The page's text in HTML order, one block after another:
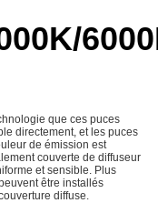
que ces puces
directement, et les puces
de émission est
couverte de diffuseur
et sensible. Plus
être installés
diffuse.